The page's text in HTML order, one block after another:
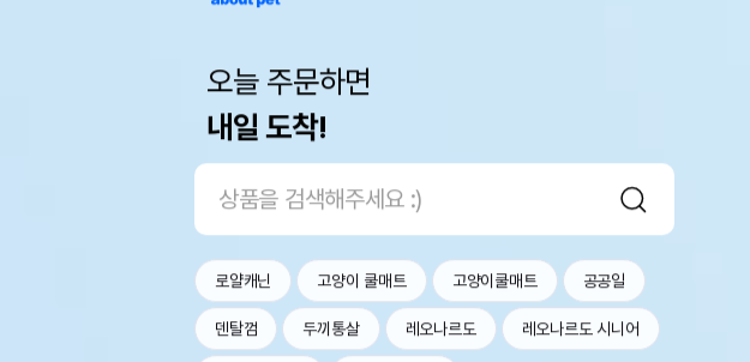
오늘 주문하면
내일 도착!
로얄캐닌 고양이 쿨매트 고양이쿨매트 공공일
덴탈껌 두끼통살 레오나르도 레오나르도 시니어